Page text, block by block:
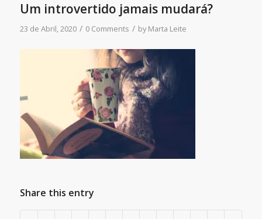
Um introvertido jamais mudará?
23 de Abril, 2020 / 0 Comments / byMarta Leite
Share this entry